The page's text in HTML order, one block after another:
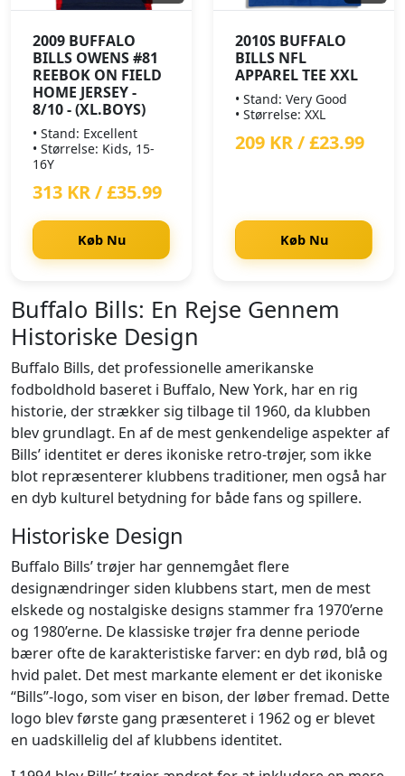
2009 BUFFALO
BILLS OWENS #81
REEBOK ON FIELD
HOME JERSEY -
8/10 - (XL.BOYS)
• Stand: Excellent
• Størrelse: Kids, 15-
16Y
313 KR / £35.99
Køb Nu
2010S BUFFALO
BILLS NFL
APPAREL TEE XXL
• Stand: Very Good
• Størrelse: XXL
209 KR / £23.99
Køb Nu
Buffalo Bills: En Rejse Gennem
Historiske Design
Buffalo Bills, det professionelle amerikanske
fodboldhold baseret i Buffalo, New York, har en rig
historie, der strækker sig tilbage til 1960, da klubben
blev grundlagt. En af de mest genkendelige aspekter af
Bills’ identitet er deres ikoniske retro-trøjer, som ikke
blot repræsenterer klubbens traditioner, men også har
en dyb kulturel betydning for både fans og spillere.
Historiske Design
Buffalo Bills’ trøjer har gennemgået flere
designændringer siden klubbens start, men de mest
elskede og nostalgiske designs stammer fra 1970’erne
og 1980’erne. De klassiske trøjer fra denne periode
bærer ofte de karakteristiske farver: en dyb rød, blå og
hvid palet. Det mest markante element er det ikoniske
“Bills”-logo, som viser en bison, der løber fremad. Dette
logo blev første gang præsenteret i 1962 og er blevet
en uadskillelig del af klubbens identitet.